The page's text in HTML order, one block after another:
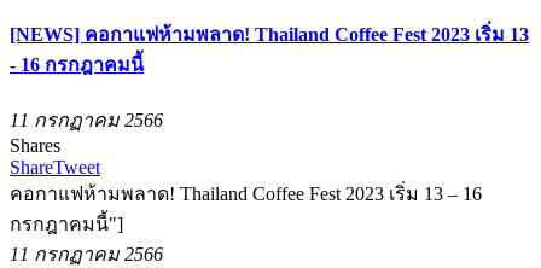
[NEWS] คอกาแฟห้ามพลาด! Thailand Coffee Fest 2023 เริ่ม 13
- 16 กรกฎาคมนี้
11 กรกฏาคม 2566
Shares
ShareTweet
คอกาแฟห้ามพลาด! Thailand Coffee Fest 2023 เริ่ม 13 – 16
กรกฎาคมนี้"]
11 กรกฏาคม 2566